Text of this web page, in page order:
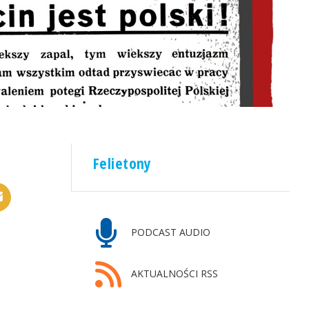
Felietony
PODCAST AUDIO
AKTUALNOŚCI RSS